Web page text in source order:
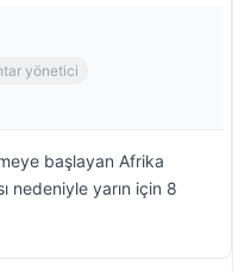
yönetici
başlayan Afrika
nedeniyle yarın için 8